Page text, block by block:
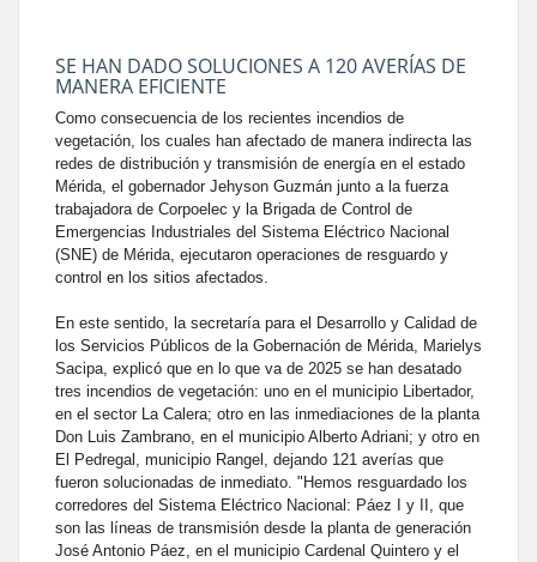
SE HAN DADO SOLUCIONES A 120 AVERÍAS DE
MANERA EFICIENTE
Como consecuencia de los recientes incendios de
vegetación, los cuales han afectado de manera indirecta las
redes de distribución y transmisión de energía en el estado
Mérida, el gobernador Jehyson Guzmán junto a la fuerza
trabajadora de Corpoelec y la Brigada de Control de
Emergencias Industriales del Sistema Eléctrico Nacional
(SNE) de Mérida, ejecutaron operaciones de resguardo y
control en los sitios afectados.
En este sentido, la secretaría para el Desarrollo y Calidad de
los Servicios Públicos de la Gobernación de Mérida, Marielys
Sacipa, explicó que en lo que va de 2025 se han desatado
tres incendios de vegetación: uno en el municipio Libertador,
en el sector La Calera; otro en las inmediaciones de la planta
Don Luis Zambrano, en el municipio Alberto Adriani; y otro en
El Pedregal, municipio Rangel, dejando 121 averías que
fueron solucionadas de inmediato. "Hemos resguardado los
corredores del Sistema Eléctrico Nacional: Páez I y II, que
son las líneas de transmisión desde la planta de generación
José Antonio Páez, en el municipio Cardenal Quintero y el